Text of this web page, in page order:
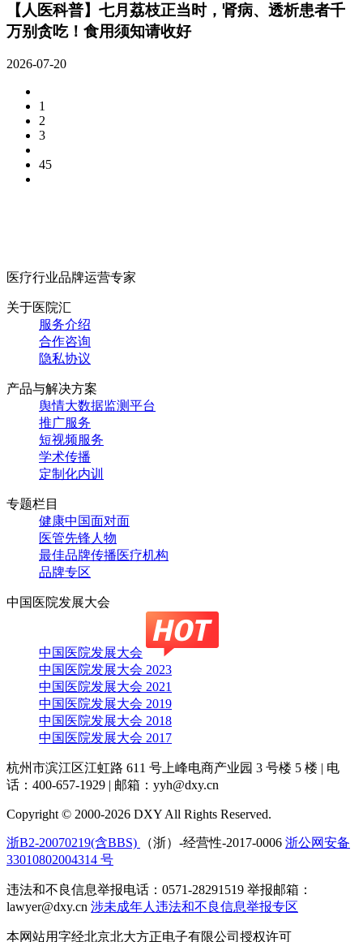
【人医科普】七月荔枝正当时，肾病、透析患者千
万别贪吃！食用须知请收好
2026-07-20
1
2
3
45
医疗行业品牌运营专家
关于医院汇
服务介绍
合作咨询
隐私协议
产品与解决方案
舆情大数据监测平台
推广服务
短视频服务
学术传播
定制化内训
专题栏目
健康中国面对面
医管先锋人物
最佳品牌传播医疗机构
品牌专区
中国医院发展大会
中国医院发展大会
中国医院发展大会 2023
中国医院发展大会 2021
中国医院发展大会 2019
中国医院发展大会 2018
中国医院发展大会 2017
杭州市滨江区江虹路 611 号上峰电商产业园 3 号楼 5 楼
电
话：400-657-1929
邮箱：yyh@dxy.cn
Copyright © 2000-2026 DXY All Rights Reserved.
浙B2-20070219(含BBS) （浙）-经营性-2017-0006 浙公网安备
33010802004314 号
违法和不良信息举报电话：0571-28291519 举报邮箱：
lawyer@dxy.cn 涉未成年人违法和不良信息举报专区
本网站用字经北京北大方正电子有限公司授权许可